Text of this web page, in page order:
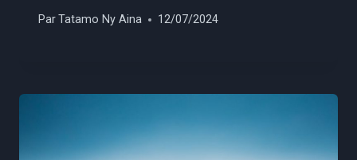
ParTatamo Ny Aina 12/07/2024